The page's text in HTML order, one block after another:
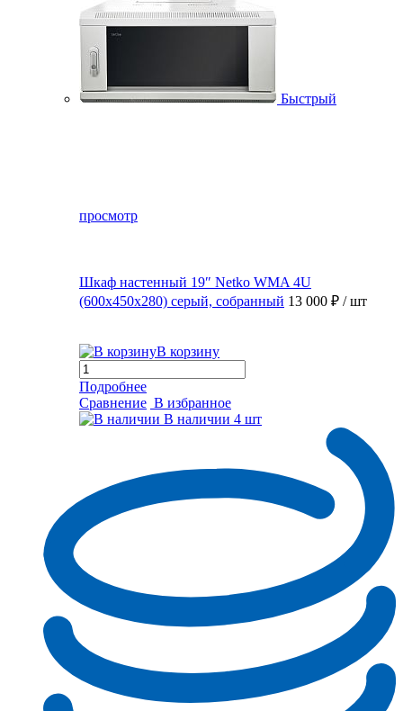
Быстрый
просмотр
Шкаф настенный 19″ Netko WMA 4U
(600x450x280) серый, собранный 13 000 ₽ / шт
В корзину
Подробнее
Сравнение В избранное
В наличии 4 шт